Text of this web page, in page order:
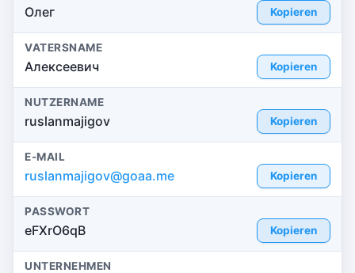
Олег Kopieren
VATERSNAME
Алексеевич Kopieren
NUTZERNAME
ruslanmajigov Kopieren
E-MAIL
ruslanmajigov@goaa.me Kopieren
PASSWORT
eFXrO6qB Kopieren
UNTERNEHMEN